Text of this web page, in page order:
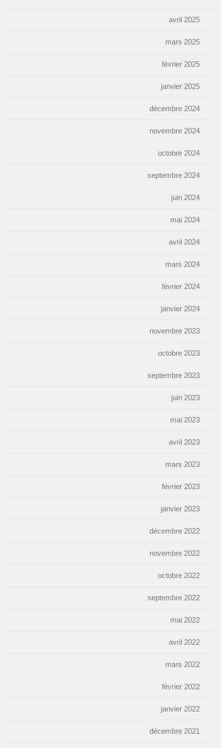
avril 2025
mars 2025
février 2025
janvier 2025
décembre 2024
novembre 2024
octobre 2024
septembre 2024
juin 2024
mai 2024
avril 2024
mars 2024
février 2024
janvier 2024
novembre 2023
octobre 2023
septembre 2023
juin 2023
mai 2023
avril 2023
mars 2023
février 2023
janvier 2023
décembre 2022
novembre 2022
octobre 2022
septembre 2022
mai 2022
avril 2022
mars 2022
février 2022
janvier 2022
décembre 2021